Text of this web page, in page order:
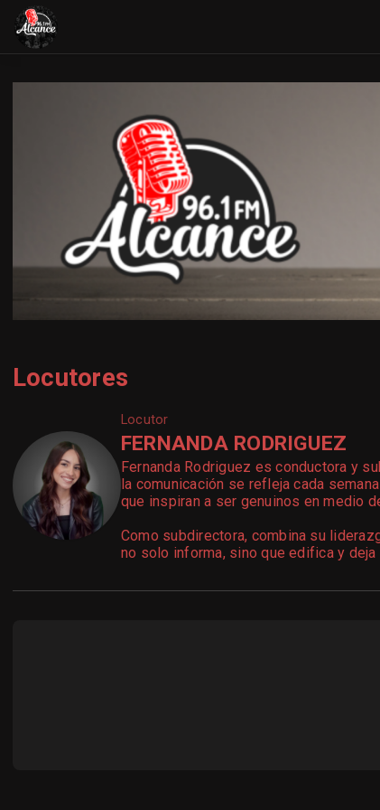
Locutores
Locutor
FERNANDA RODRIGUEZ
Fernanda Rodriguez es conductora y
la comunicación se refleja cada
que inspiran a ser genuinos en medio
Como subdirectora, combina su
no solo informa, sino que edifica y deja